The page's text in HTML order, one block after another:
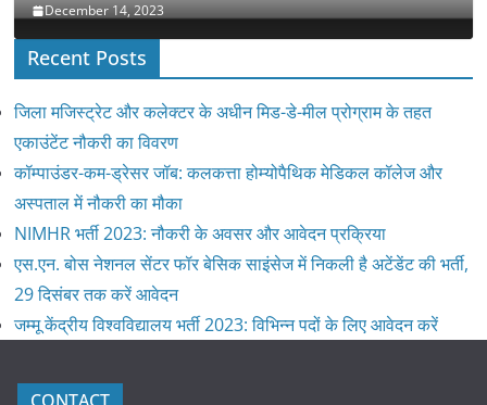
December 14, 2023
Recent Posts
जिला मजिस्ट्रेट और कलेक्टर के अधीन मिड-डे-मील प्रोग्राम के तहत
एकाउंटेंट नौकरी का विवरण
कॉम्पाउंडर-कम-ड्रेसर जॉब: कलकत्ता होम्योपैथिक मेडिकल कॉलेज और
अस्पताल में नौकरी का मौका
NIMHR भर्ती 2023: नौकरी के अवसर और आवेदन प्रक्रिया
एस.एन. बोस नेशनल सेंटर फॉर बेसिक साइंसेज में निकली है अटेंडेंट की भर्ती,
29 दिसंबर तक करें आवेदन
जम्मू केंद्रीय विश्वविद्यालय भर्ती 2023: विभिन्न पदों के लिए आवेदन करें